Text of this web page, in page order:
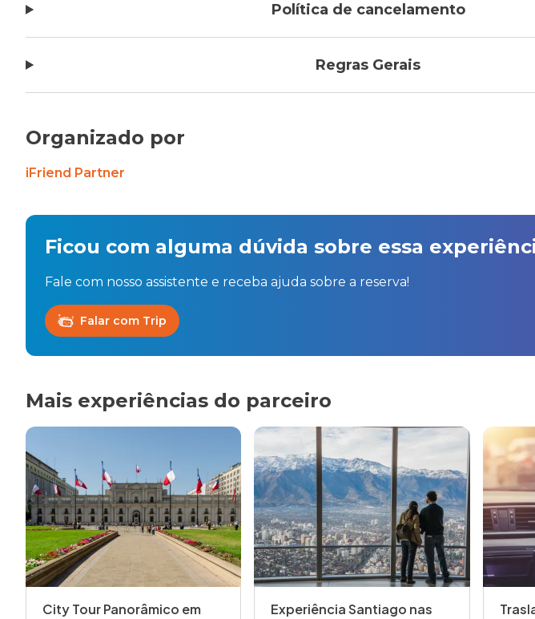
Política de cancelamento
Regras Gerais
Organizado por
iFriend Partner
Ficou com alguma dúvida sobre essa
Fale com nosso assistente e receba ajuda sobre a reserva!
Falar com Trip
Mais experiências do parceiro
City Tour Panorâmico em
Experiência Santiago nas